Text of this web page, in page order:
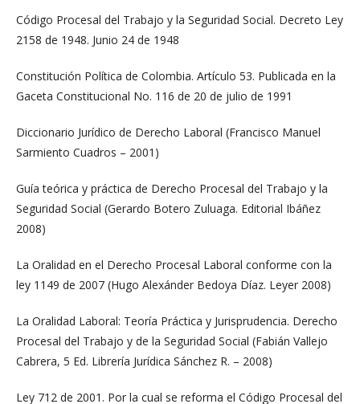
Código Procesal del Trabajo y la Seguridad Social. Decreto Ley
2158 de 1948. Junio 24 de 1948
Constitución Política de Colombia. Artículo 53. Publicada en la
Gaceta Constitucional No. 116 de 20 de julio de 1991
Diccionario Jurídico de Derecho Laboral (Francisco Manuel
Sarmiento Cuadros – 2001)
Guía teórica y práctica de Derecho Procesal del Trabajo y la
Seguridad Social (Gerardo Botero Zuluaga. Editorial Ibáñez
2008)
La Oralidad en el Derecho Procesal Laboral conforme con la
ley 1149 de 2007 (Hugo Alexánder Bedoya Díaz. Leyer 2008)
La Oralidad Laboral: Teoría Práctica y Jurisprudencia. Derecho
Procesal del Trabajo y de la Seguridad Social (Fabián Vallejo
Cabrera, 5 Ed. Librería Jurídica Sánchez R. – 2008)
Ley 712 de 2001. Por la cual se reforma el Código Procesal del